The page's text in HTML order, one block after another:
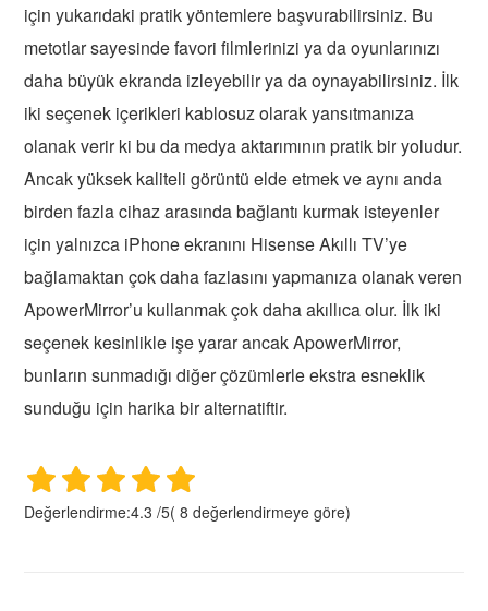
için yukarıdaki pratik yöntemlere başvurabilirsiniz. Bu
metotlar sayesinde favori filmlerinizi ya da oyunlarınızı
daha büyük ekranda izleyebilir ya da oynayabilirsiniz. İlk
iki seçenek içerikleri kablosuz olarak yansıtmanıza
olanak verir ki bu da medya aktarımının pratik bir yoludur.
Ancak yüksek kaliteli görüntü elde etmek ve aynı anda
birden fazla cihaz arasında bağlantı kurmak isteyenler
için yalnızca iPhone ekranını Hisense Akıllı TV’ye
bağlamaktan çok daha fazlasını yapmanıza olanak veren
ApowerMirror’u kullanmak çok daha akıllıca olur. İlk iki
seçenek kesinlikle işe yarar ancak ApowerMirror,
bunların sunmadığı diğer çözümlerle ekstra esneklik
sunduğu için harika bir alternatiftir.
Değerlendirme:4.3 /5(8 değerlendirmeye göre)